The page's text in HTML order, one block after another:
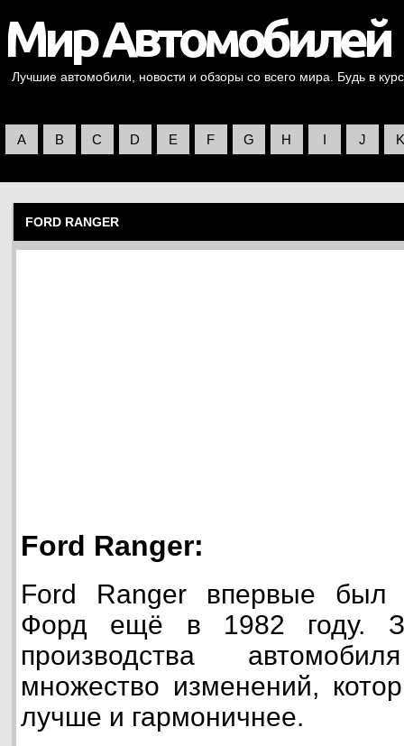
Лучшие автомобили, новости и обзоры со всего мира. Будь в
A B C D E F G H I J K
FORD RANGER
Ford Ranger:
Ford Ranger впервые был
Форд ещё в 1982 году.
производства
множество изменений,
лучше и гармоничнее.